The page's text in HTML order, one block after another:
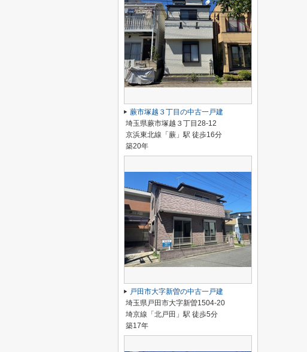
蕨市塚越３丁目の中古一戸建
埼玉県蕨市塚越３丁目28-12
京浜東北線「蕨」駅 徒歩16分
築20年
戸田市大字新曽の中古一戸建
埼玉県戸田市大字新曽1504-20
埼京線「北戸田」駅 徒歩5分
築17年